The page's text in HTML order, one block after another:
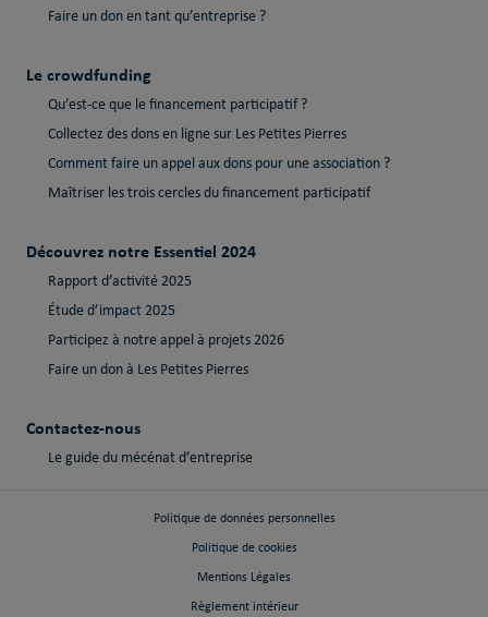
Faire un don en tant qu’entreprise ?
Le crowdfunding
Qu’est-ce que le financement participatif ?
Collectez des dons en ligne sur Les Petites Pierres
Comment faire un appel aux dons pour une association ?
Maîtriser les trois cercles du financement participatif
Découvrez notre Essentiel 2024
Rapport d’activité 2025
Étude d’impact 2025
Participez à notre appel à projets 2026
Faire un don à Les Petites Pierres
Contactez-nous
Le guide du mécénat d’entreprise
Politique de données personnelles
Politique de cookies
Mentions Légales
Règlement intérieur